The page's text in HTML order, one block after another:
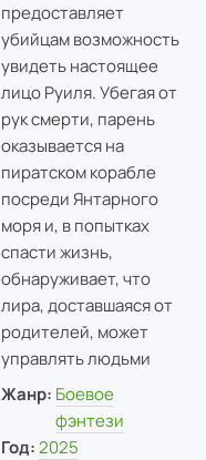
предоставляет
убийцам возможность
увидеть настоящее
лицо Руиля. Убегая от
рук смерти, парень
оказывается на
пиратском корабле
посреди Янтарного
моря и, в попытках
спасти жизнь,
обнаруживает, что
лира, доставшаяся от
родителей, может
управлять людьми
Жанр: Боевое
фэнтези
Год: 2025